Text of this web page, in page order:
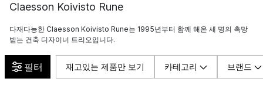
Claesson Koivisto Rune
다재다능한 Claesson Koivisto Rune는 1995년부터 함께 해온 세 명의 촉망
받는 건축 디자이너 트리오입니다.
필터 재고있는 제품만 보기 카테고리 브랜드